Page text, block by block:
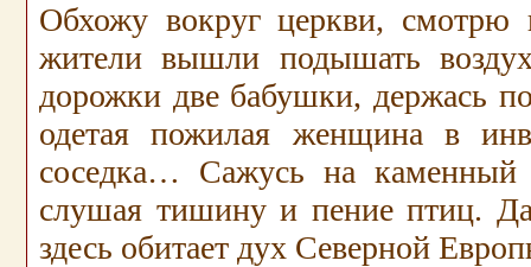
Обхожу вокруг церкви, смотрю
жители вышли подышать
дорожки две бабушки, держась
одетая пожилая женщина в
соседка… Сажусь на каменный
слушая тишину и пение птиц.
здесь обитает дух Северной